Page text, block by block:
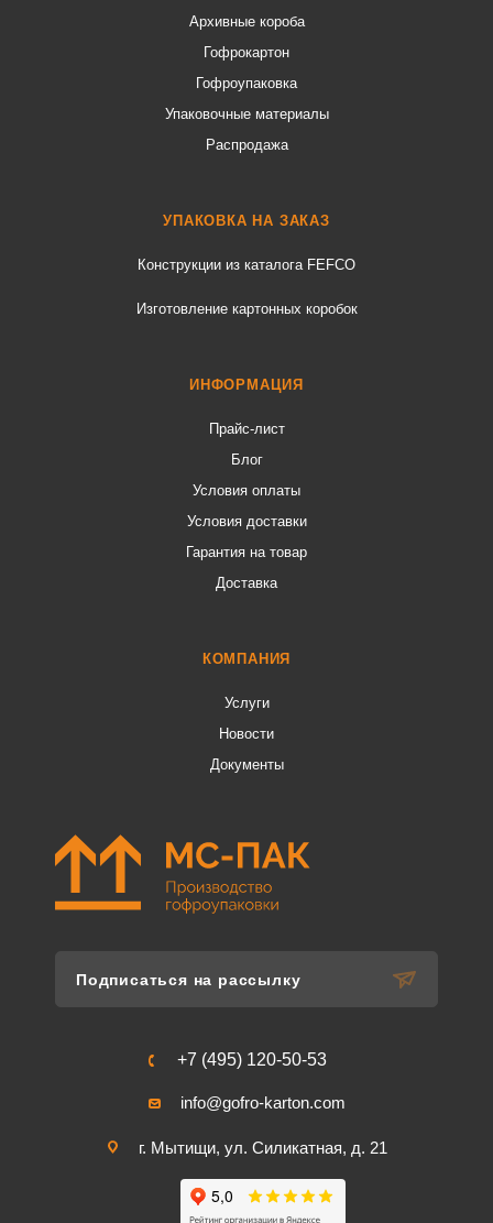
Архивные короба
Гофрокартон
Гофроупаковка
Упаковочные материалы
Распродажа
УПАКОВКА НА ЗАКАЗ
Конструкции из каталога FEFCO
Изготовление картонных коробок
ИНФОРМАЦИЯ
Прайс-лист
Блог
Условия оплаты
Условия доставки
Гарантия на товар
Доставка
КОМПАНИЯ
Услуги
Новости
Документы
Подписаться на рассылку
+7 (495) 120-50-53
info@gofro-karton.com
г. Мытищи, ул. Силикатная, д. 21